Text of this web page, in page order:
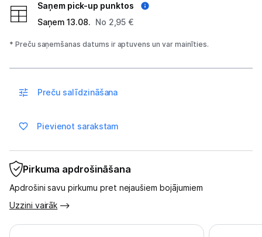
GPS
Ražotāju atjaunota tehnika
Piegāde un apmaksa
Tehnikas izvešana
Saņem pick-up punktos
Saņem 13.08. No 2,95 €
* Preču saņemšanas datums ir aptuvens un var mainīties.
Preču salīdzināšana
Pievienot sarakstam
Pirkuma apdrošināšana
Apdrošini savu pirkumu pret nejaušiem bojājumiem
Uzzini vairāk